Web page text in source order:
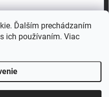
Ďalším prechádzaním
ich používaním. Viac
sa
vyhradené.Upraviť nastavenie